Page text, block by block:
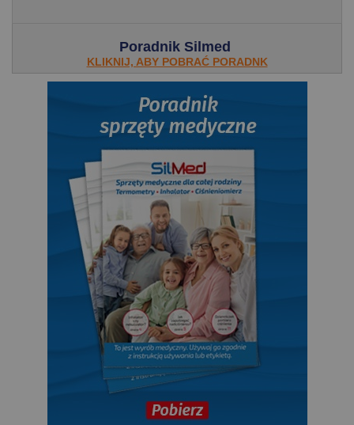
Poradnik Silmed
KLIKNIJ, ABY POBRAĆ PORADNK